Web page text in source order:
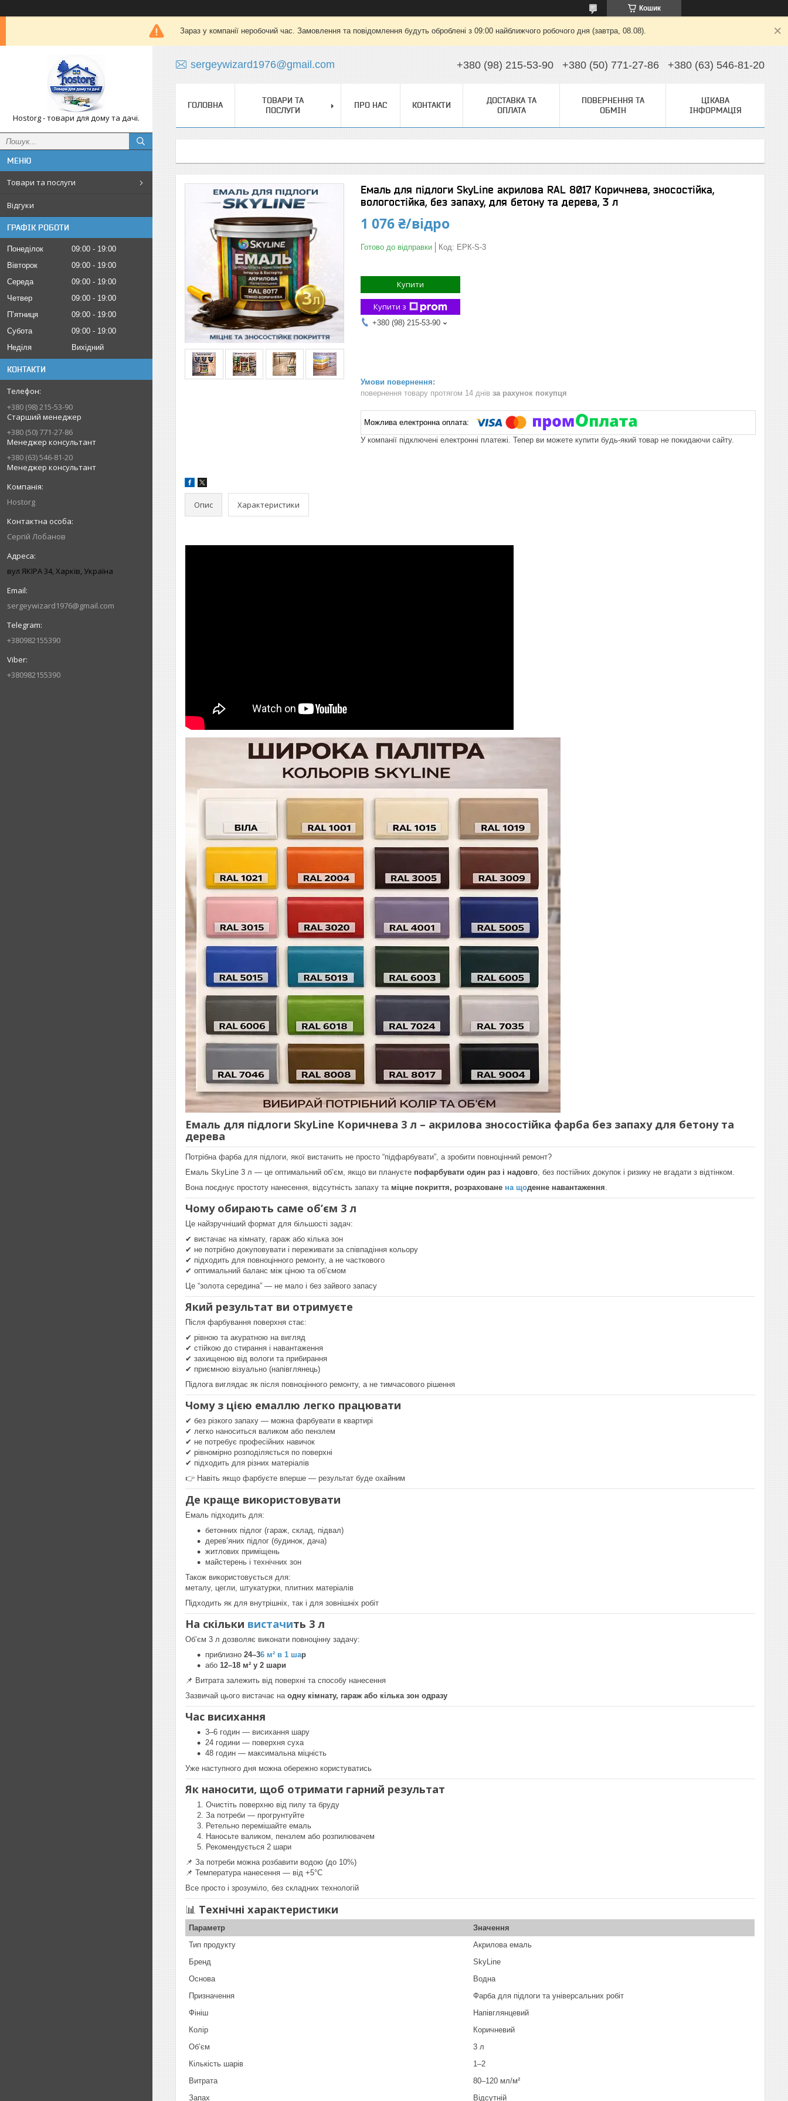
Кошик
Зараз у компанії неробочий час. Замовлення та повідомлення будуть оброблені з 09:00 найближчого робочого дня (завтра, 08.08).
Hostorg - товари для дому та дачі.
Товари та послуги
Відгуки
ГРАФІК РОБОТИ
Понеділок 09:00
19:00
Вівторок
09:00
19:00
Середа
09:00
19:00
Четвер
09:00
19:00
Пʼятниця
09:00
19:00
Субота
09:00
19:00
Неділя
Вихідний
КОНТАКТИ
+380 (98) 215-53-90
Старший менеджер
+380 (50) 771-27-86
Менеджер консультант
+380 (63) 546-81-20
Менеджер консультант
Hostorg
Сергій Лобанов
вул ЯКІРА 34, Харків, Україна
sergeywizard1976@gmail.com
+380982155390
+380982155390
sergeywizard1976@gmail.com +380 (98) 215-53-90 +380 (50) 771-27-86 +380 (63) 546-81-20
ГОЛОВНА
ТОВАРИ ТА
ПОСЛУГИ
ПРО НАС КОНТАКТИ
ДОСТАВКА ТА
ОПЛАТА
ПОВЕРНЕННЯ ТА
ОБМІН
ЦІКАВА
ІНФОРМАЦІЯ
Емаль для підлоги SkyLine акрилова RAL 8017 Коричнева, зносостійка,
вологостійка, без запаху, для бетону та дерева, 3 л
1 076 ₴/відро
Готово до відправки Код: EPК-S-3
Купити
Купити з
+380 (98) 215-53-90
повернення товару протягом 14 днів за рахунок покупця
У компанії підключені електронні платежі. Тепер ви можете купити будь-який товар не покидаючи сайту.
Опис Характеристики
Емаль для підлоги SkyLine Коричнева 3 л – акрилова зносостійка фарба без запаху для бетону та
дерева
Потрібна фарба для підлоги, якої вистачить не просто “підфарбувати”, а зробити повноцінний ремонт?
Емаль SkyLine 3 л — це оптимальний об’єм, якщо ви плануєте пофарбувати один раз і надовго , без постійних докупок і ризику не вгадати з відтінком.
Вона поєднує простоту нанесення, відсутність запаху та міцне покриття, розраховане на щоденне навантаження
Чому обирають саме об’єм 3 л
Це найзручніший формат для більшості задач:
✔ вистачає на кімнату, гараж або кілька зон
✔ не потрібно докуповувати і переживати за співпадіння кольору
✔ підходить для повноцінного ремонту, а не часткового
✔ оптимальний баланс між ціною та об’ємом
Це “золота середина” — не мало і без зайвого запасу
Який результат ви отримуєте
Після фарбування поверхня стає:
✔ рівною та акуратною на вигляд
✔ стійкою до стирання і навантаження
✔ захищеною від вологи та прибирання
✔ приємною візуально (напівглянець)
Підлога виглядає як після повноцінного ремонту, а не тимчасового рішення
Чому з цією емаллю легко працювати
✔ без різкого запаху — можна фарбувати в квартирі
✔ легко наноситься валиком або пензлем
✔ не потребує професійних навичок
✔ рівномірно розподіляється по поверхні
✔ підходить для різних матеріалів
👉 Навіть якщо фарбуєте вперше — результат буде охайним
Де краще використовувати
Емаль підходить для:
бетонних підлог (гараж, склад, підвал)
дерев’яних підлог (будинок, дача)
житлових приміщень
майстерень і технічних зон
Також використовується для:
металу, цегли, штукатурки, плитних матеріалів
Підходить як для внутрішніх, так і для зовнішніх робіт
На скільки вистачить 3 л
Об’єм 3 л дозволяє виконати повноцінну задачу:
приблизно 24–36 м² в 1 шар
або 12–18 м² у 2 шари
📌 Витрата залежить від поверхні та способу нанесення
Зазвичай цього вистачає на одну кімнату, гараж або кілька зон одразу
Час висихання
3–6 годин — висихання шару
24 години — поверхня суха
48 годин — максимальна міцність
Уже наступного дня можна обережно користуватись
Як наносити, щоб отримати гарний результат
Очистіть поверхню від пилу та бруду
За потреби — прогрунтуйте
Ретельно перемішайте емаль
Наносьте валиком, пензлем або розпилювачем
Рекомендується 2 шари
📌 За потреби можна розбавити водою (до 10%)
📌 Температура нанесення — від +5°C
Все просто і зрозуміло, без складних технологій
📊 Технічні характеристики
Параметр
Значення
Тип продукту
Акрилова емаль
Бренд
SkyLine
Основа
Водна
Призначення
Фарба для підлоги та універсальних робіт
Фініш
Напівглянцевий
Колір
Коричневий
Об’єм
3 л
Кількість шарів
1–2
Витрата
80–120 мл/м²
Запах
Відсутній